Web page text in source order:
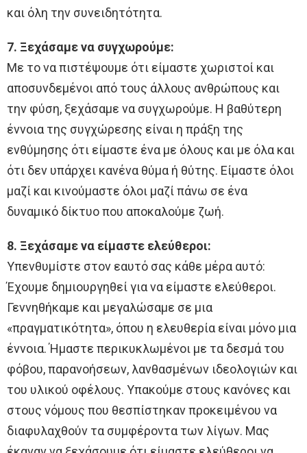
και όλη την συνειδητότητα.
7. Ξεχάσαμε να συγχωρούμε:
Με το να πιστέψουμε ότι είμαστε χωριστοί και
αποσυνδεμένοι από τους άλλους ανθρώπους και
την φύση, ξεχάσαμε να συγχωρούμε. Η βαθύτερη
έννοια της συγχώρεσης είναι η πράξη της
ενθύμησης ότι είμαστε ένα με όλους και με όλα και
ότι δεν υπάρχει κανένα θύμα ή θύτης. Είμαστε όλοι
μαζί και κινούμαστε όλοι μαζί πάνω σε ένα
δυναμικό δίκτυο που αποκαλούμε ζωή.
8. Ξεχάσαμε να είμαστε ελεύθεροι:
Υπενθυμίστε στον εαυτό σας κάθε μέρα αυτό:
Έχουμε δημιουργηθεί για να είμαστε ελεύθεροι.
Γεννηθήκαμε και μεγαλώσαμε σε μια
«πραγματικότητα», όπου η ελευθερία είναι μόνο μια
έννοια. Ήμαστε περικυκλωμένοι με τα δεσμά του
φόβου, παρανοήσεων, λανθασμένων ιδεολογιών και
του υλικού οφέλους. Υπακούμε στους κανόνες και
στους νόμους που θεσπίστηκαν προκειμένου να
διαφυλαχθούν τα συμφέροντα των λίγων. Μας